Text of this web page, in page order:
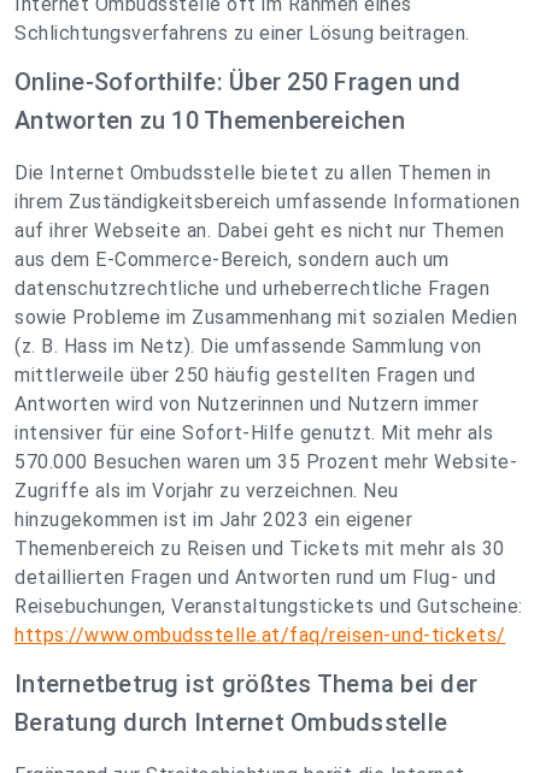
Schlichtungsverfahrens zu einer Lösung beitragen.
Online-Soforthilfe: Über 250 Fragen und
Antworten zu 10 Themenbereichen
Die Internet Ombudsstelle bietet zu allen Themen in
ihrem Zuständigkeitsbereich umfassende Informationen
auf ihrer Webseite an. Dabei geht es nicht nur Themen
aus dem E-Commerce-Bereich, sondern auch um
datenschutzrechtliche und urheberrechtliche Fragen
sowie Probleme im Zusammenhang mit sozialen Medien
(z. B. Hass im Netz). Die umfassende Sammlung von
mittlerweile über 250 häufig gestellten Fragen und
Antworten wird von Nutzerinnen und Nutzern immer
intensiver für eine Sofort-Hilfe genutzt. Mit mehr als
570.000 Besuchen waren um 35 Prozent mehr Website-
Zugriffe als im Vorjahr zu verzeichnen. Neu
hinzugekommen ist im Jahr 2023 ein eigener
Themenbereich zu Reisen und Tickets mit mehr als 30
detaillierten Fragen und Antworten rund um Flug- und
Reisebuchungen, Veranstaltungstickets und Gutscheine:
https://www.ombudsstelle.at/faq/reisen-und-tickets/
Internetbetrug ist größtes Thema bei der
Beratung durch Internet Ombudsstelle